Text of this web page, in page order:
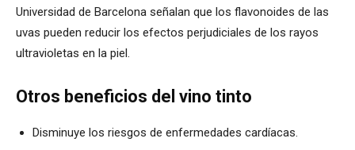
Universidad de Barcelona señalan que los flavonoides de las
uvas pueden reducir los efectos perjudiciales de los rayos
ultravioletas en la piel.
Otros beneficios del vino tinto
Disminuye los riesgos de enfermedades cardíacas.